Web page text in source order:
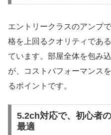
エントリークラスのアンプ
格を上回るクオリティであ
ています。部屋全体を包み
が、コストパフォーマンス
るポイントです。
5.2ch対応で、初心者
最適